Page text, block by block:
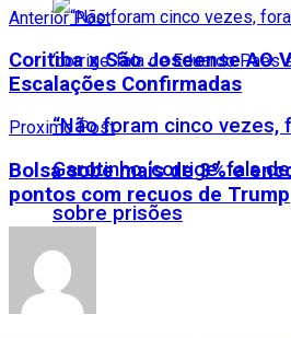
“Não foram cinco vezes,
Garotinho ‘corrige’ fala
sobre prisões
Anterior Post
Coritiba x São Joseense AO
Escalações Confirmadas
Proximo Post
Bolsa sobe mais de 3% e
pontos com recuos de Trump